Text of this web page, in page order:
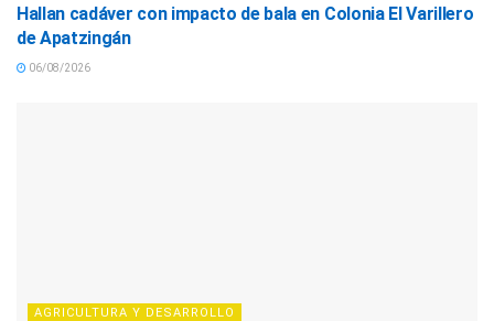
Hallan cadáver con impacto de bala en Colonia El Varillero
de Apatzingán
06/08/2026
AGRICULTURA Y DESARROLLO